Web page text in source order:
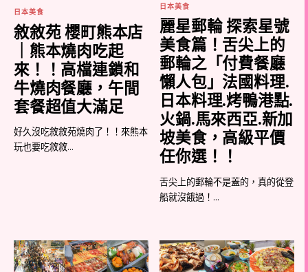
日本美食
敘敘苑 櫻町熊本店
｜熊本燒肉吃起
來！！高檔連鎖和
牛燒肉餐廳，午間
套餐超值大滿足
好久沒吃敘敘苑燒肉了！！來熊本
玩也要吃敘敘...
日本美食
麗星郵輪 探索星號
美食篇！舌尖上的
郵輪之「付費餐廳
懶人包」法國料理.
日本料理.烤鴨港點.
火鍋.馬來西亞.新加
坡美食，高級平價
任你選！！
舌尖上的郵輪不是蓋的，真的從登
船就沒餓過！...